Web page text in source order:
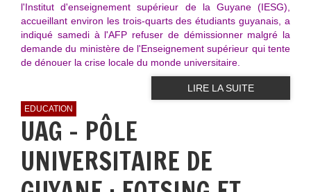
l'Institut d'enseignement supérieur de la Guyane (IESG),
accueillant environ les trois-quarts des étudiants guyanais, a
indiqué samedi à l'AFP refuser de démissionner malgré la
demande du ministère de l'Enseignement supérieur qui tente
de dénouer la crise locale du monde universitaire.
LIRE LA SUITE
EDUCATION
UAG - PÔLE
UNIVERSITAIRE DE